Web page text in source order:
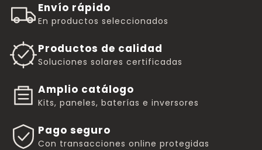
Envío rápido
En productos seleccionados
Productos de calidad
Soluciones solares certificadas
Amplio catálogo
Kits, paneles, baterías e inversores
Pago seguro
Con transacciones online protegidas